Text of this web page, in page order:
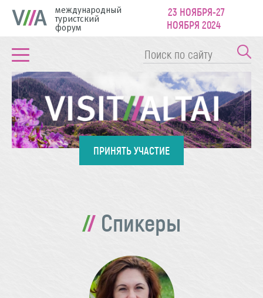
международный
туристский
форум
23 НОЯБРЯ-27
НОЯБРЯ 2024
ПРИНЯТЬ УЧАСТИЕ
Спикеры